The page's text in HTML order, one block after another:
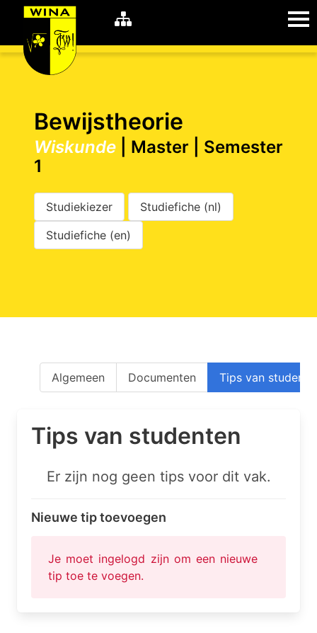
Shop
Studie
Schachten
Bewijstheorie
Wiskunde
| Master | Semester
1
Studiekiezer
Studiefiche (nl)
Studiefiche (en)
Algemeen Documenten Tips van
Tips van studenten
Er zijn nog geen tips voor dit vak.
Nieuwe tip toevoegen
Je moet ingelogd zijn om een nieuwe
tip toe te voegen.